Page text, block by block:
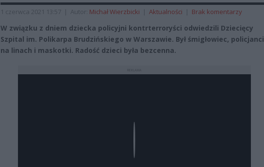
1 czerwca 2021 13:57 | Autor: Michał Wierzbicki | Aktualności | Brak komentarzy
W związku z dniem dziecka policyjni kontrterroryści odwiedzili Dziecięcy
Szpital im. Polikarpa Brudzińskiego w Warszawie. Był śmigłowiec, policjanci
na linach i maskotki. Radość dzieci była bezcenna.